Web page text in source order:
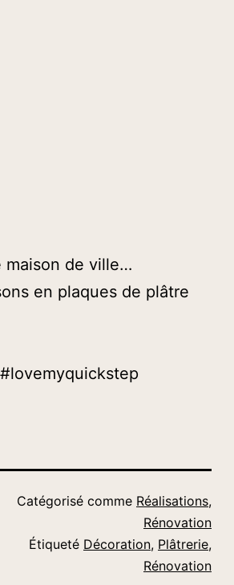
maison de ville…
en plaques de plâtre
Catégorisé comme Réalisations,
Rénovation
Étiqueté Décoration, Plâtrerie,
Rénovation